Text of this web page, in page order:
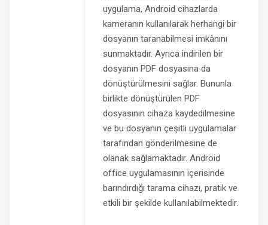
uygulama, Android cihazlarda
kameranın kullanılarak herhangi bir
dosyanın taranabilmesi imkânını
sunmaktadır. Ayrıca indirilen bir
dosyanın PDF dosyasına da
dönüştürülmesini sağlar. Bununla
birlikte dönüştürülen PDF
dosyasının cihaza kaydedilmesine
ve bu dosyanın çeşitli uygulamalar
tarafından gönderilmesine de
olanak sağlamaktadır. Android
office uygulamasının içerisinde
barındırdığı tarama cihazı, pratik ve
etkili bir şekilde kullanılabilmektedir.